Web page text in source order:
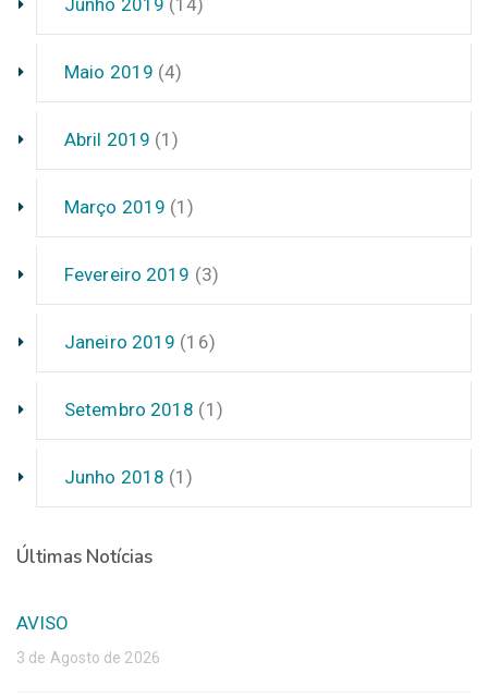
Maio 2019 (4)
Abril 2019 (1)
Março 2019 (1)
Fevereiro 2019 (3)
Janeiro 2019 (16)
Setembro 2018 (1)
Junho 2018 (1)
Últimas Notícias
AVISO
3 de Agosto de 2026